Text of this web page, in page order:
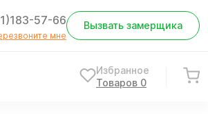
57-66
мне
Вызвать замерщика
Избранное
Товаров 0